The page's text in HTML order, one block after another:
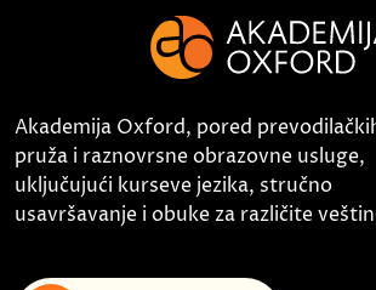
Akademija Oxford, pored
pruža i raznovrsne obrazovne usluge,
uključujući kurseve jezika, stručno
usavršavanje i obuke za različite